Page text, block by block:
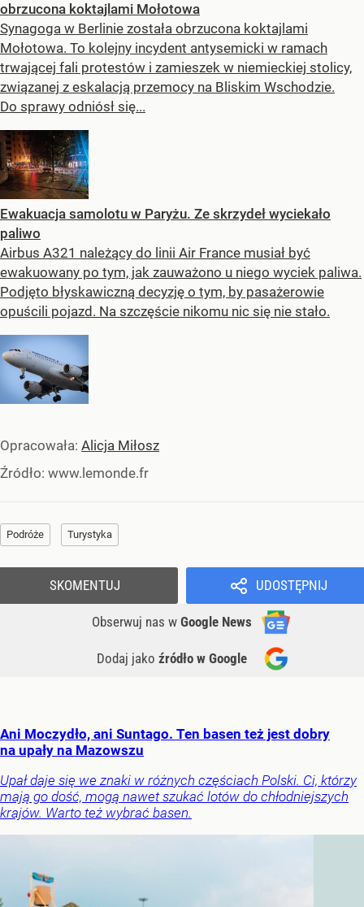
obrzucona koktajlami Mołotowa
Synagoga w Berlinie została obrzucona koktajlami
Mołotowa. To kolejny incydent antysemicki w ramach
trwającej fali protestów i zamieszek w niemieckiej stolicy,
związanej z eskalacją przemocy na Bliskim Wschodzie.
Do sprawy odniósł się...
Ewakuacja samolotu w Paryżu. Ze skrzydeł wyciekało
paliwo
Airbus A321 należący do linii Air France musiał być
ewakuowany po tym, jak zauważono u niego wyciek paliwa.
Podjęto błyskawiczną decyzję o tym, by pasażerowie
opuścili pojazd. Na szczęście nikomu nic się nie stało.
Opracowała: Alicja Miłosz
Źródło: www.lemonde.fr
Podróże Turystyka
UDOSTĘPNIJ
Obserwuj nas w Google News
Dodaj jako źródło w Google
SKOMENTUJ
Ani Moczydło, ani Suntago. Ten basen też jest dobry
na upały na Mazowszu
Upał daje się we znaki w różnych częściach Polski. Ci, którzy
mają go dość, mogą nawet szukać lotów do chłodniejszych
krajów. Warto też wybrać basen.